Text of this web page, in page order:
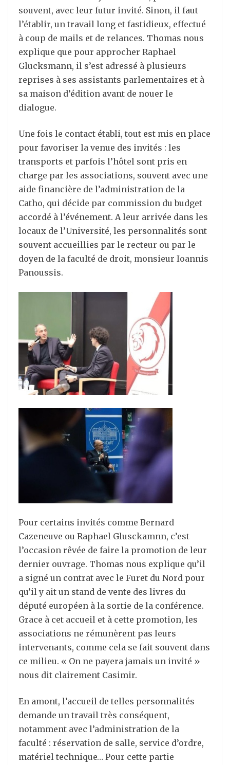
souvent, avec leur futur invité. Sinon, il faut
l’établir, un travail long et fastidieux, effectué
à coup de mails et de relances. Thomas nous
explique que pour approcher Raphael
Glucksmann, il s’est adressé à plusieurs
reprises à ses assistants parlementaires et à
sa maison d’édition avant de nouer le
dialogue.
Une fois le contact établi, tout est mis en place
pour favoriser la venue des invités : les
transports et parfois l’hôtel sont pris en
charge par les associations, souvent avec une
aide financière de l’administration de la
Catho, qui décide par commission du budget
accordé à l’événement. A leur arrivée dans les
locaux de l’Université, les personnalités sont
souvent accueillies par le recteur ou par le
doyen de la faculté de droit, monsieur Ioannis
Panoussis.
Pour certains invités comme Bernard
Cazeneuve ou Raphael Glusckamnn, c’est
l’occasion rêvée de faire la promotion de leur
dernier ouvrage. Thomas nous explique qu’il
a signé un contrat avec le Furet du Nord pour
qu’il y ait un stand de vente des livres du
député européen à la sortie de la conférence.
Grace à cet accueil et à cette promotion, les
associations ne rémunèrent pas leurs
intervenants, comme cela se fait souvent dans
ce milieu. « On ne payera jamais un invité »
nous dit clairement Casimir.
En amont, l’accueil de telles personnalités
demande un travail très conséquent,
notamment avec l’administration de la
faculté : réservation de salle, service d’ordre,
matériel technique… Pour cette partie